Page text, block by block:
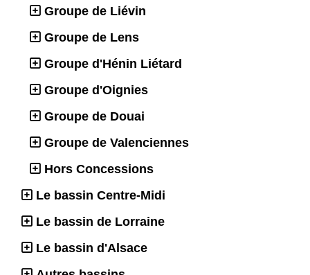
Groupe de Liévin
Groupe de Lens
Groupe d'Hénin Liétard
Groupe d'Oignies
Groupe de Douai
Groupe de Valenciennes
Hors Concessions
Le bassin Centre-Midi
Le bassin de Lorraine
Le bassin d'Alsace